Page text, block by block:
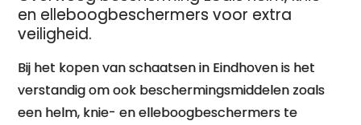
en elleboogbeschermers voor extra
veiligheid.
Bij het kopen van schaatsen in Eindhoven is het
verstandig om ook beschermingsmiddelen zoals
een helm, knie- en elleboogbeschermers te